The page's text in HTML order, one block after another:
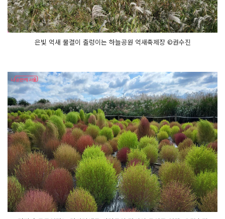
은빛 억새 물결이 출렁이는 하늘공원 억새축제장 ©권수진